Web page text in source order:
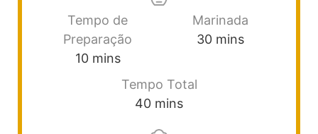
Tempo de
Preparação
10 mins
Marinada
30 mins
Tempo Total
40 mins